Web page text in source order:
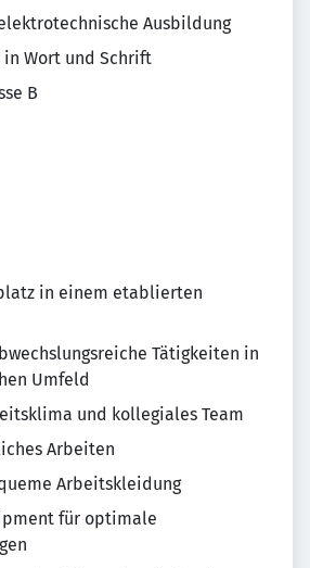
Ausbildung
in Wort und Schrift
B
in einem etablierten
Tätigkeiten in
Umfeld
und kollegiales Team
Arbeiten
Arbeitskleidung
für optimale